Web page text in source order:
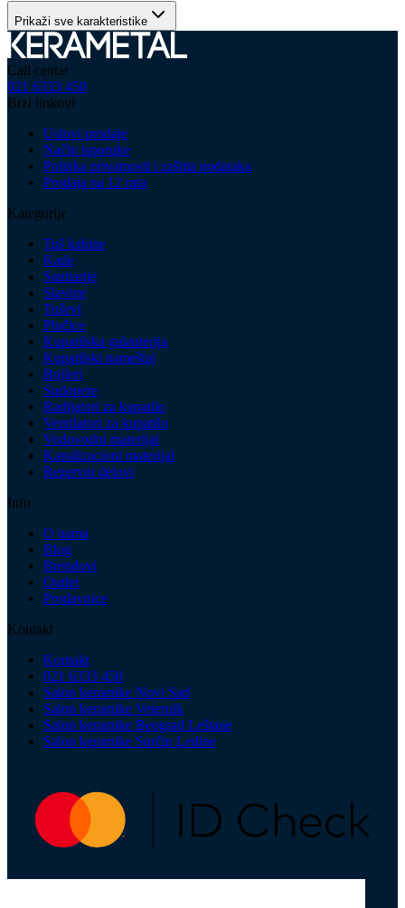
Prikaži sve karakteristike
Call centar
021 6333 450
Brzi linkovi
Uslovi prodaje
Način isporuke
Politika privatnosti i zaštita podataka
Prodaja na 12 rata
Kategorije
Tuš kabine
Kade
Sanitarije
Slavine
Tuševi
Pločice
Kupatilska galanterija
Kupatilski nameštaj
Bojleri
Sudopere
Radijatori za kupatilo
Ventilatori za kupatilo
Vodovodni materijal
Kanalizacioni materijal
Rezervni delovi
Info
O nama
Blog
Brendovi
Outlet
Prodavnice
Kontakt
Kontakt
021 6333 450
Salon keramike Novi Sad
Salon keramike Veternik
Salon keramike Beograd Leštane
Salon keramike Surčin Ledine